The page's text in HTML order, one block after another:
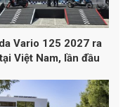
Vario 125 2027 ra
Việt Nam, lần đầu